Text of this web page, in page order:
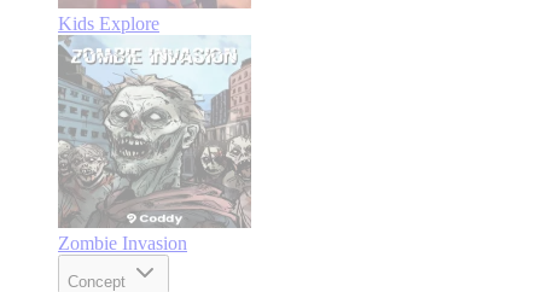
Kids Explore
Zombie Invasion
Concept